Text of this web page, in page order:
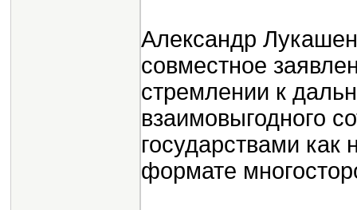
Александр
совместное
стремлении к
взаимовыгодного
государствами как
формате